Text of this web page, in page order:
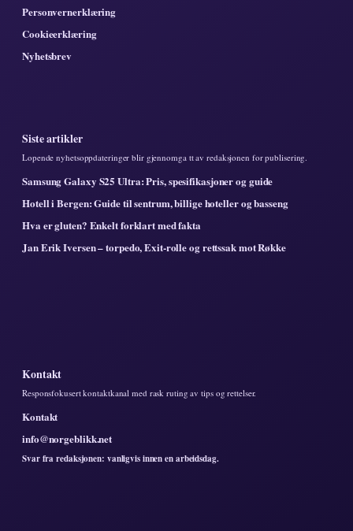
Personvernerklæring
Cookieerklæring
Nyhetsbrev
Siste artikler
Lopende nyhetsoppdateringer blir gjennomga tt av redaksjonen for publisering.
Samsung Galaxy S25 Ultra: Pris, spesifikasjoner og guide
Hotell i Bergen: Guide til sentrum, billige hoteller og basseng
Hva er gluten? Enkelt forklart med fakta
Jan Erik Iversen – torpedo, Exit-rolle og rettssak mot Røkke
Kontakt
Responsfokusert kontaktkanal med rask ruting av tips og rettelser.
Kontakt
info@norgeblikk.net
Svar fra redaksjonen: vanligvis innen en arbeidsdag.